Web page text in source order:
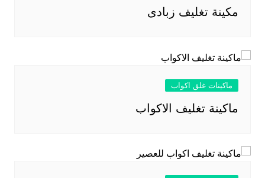
مكينة تغليف زبادى
ماكينات غلق اكواب
ماكينة تغليف الاكواب